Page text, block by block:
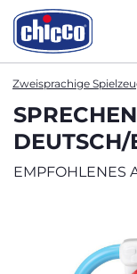
Zweisprachige
DEUTSCH/
EMPFOHLENES